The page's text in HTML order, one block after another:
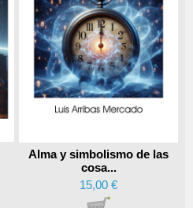
Alma y simbolismo de las
cosa...
15,00 €